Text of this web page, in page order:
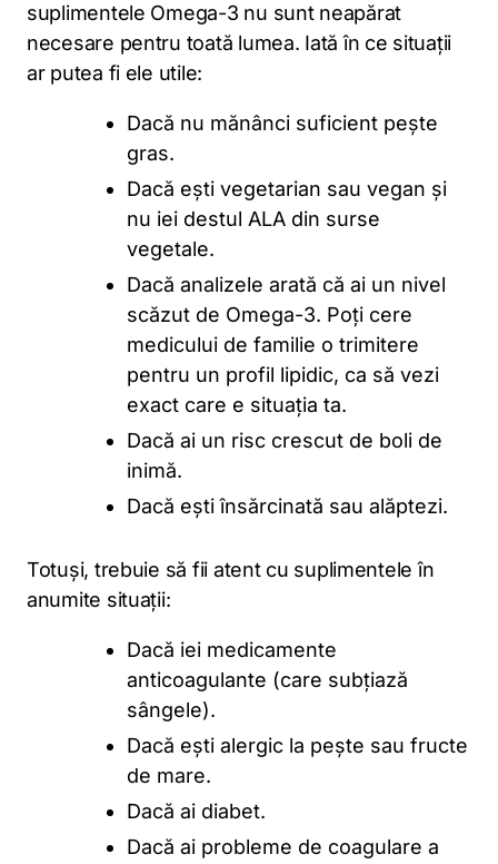
suplimentele Omega-3 nu sunt neapărat
necesare pentru toată lumea. Iată în ce situații
ar putea fi ele utile:
Dacă nu mănânci suficient pește
gras.
Dacă ești vegetarian sau vegan și
nu iei destul ALA din surse
vegetale.
Dacă analizele arată că ai un nivel
scăzut de Omega-3. Poți cere
medicului de familie o trimitere
pentru un profil lipidic, ca să vezi
exact care e situația ta.
Dacă ai un risc crescut de boli de
inimă.
Dacă ești însărcinată sau alăptezi.
Totuși, trebuie să fii atent cu suplimentele în
anumite situații:
Dacă iei medicamente
anticoagulante (care subțiază
sângele).
Dacă ești alergic la pește sau fructe
de mare.
Dacă ai diabet.
Dacă ai probleme de coagulare a